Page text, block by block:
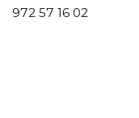
972 57 16 02